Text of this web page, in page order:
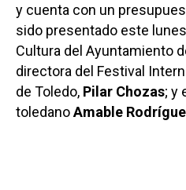
y cuenta con un
sido presentado este
Cultura del Ayuntamiento
directora del Festival
de Toledo, Pilar Chozas; y
toledanoAmable